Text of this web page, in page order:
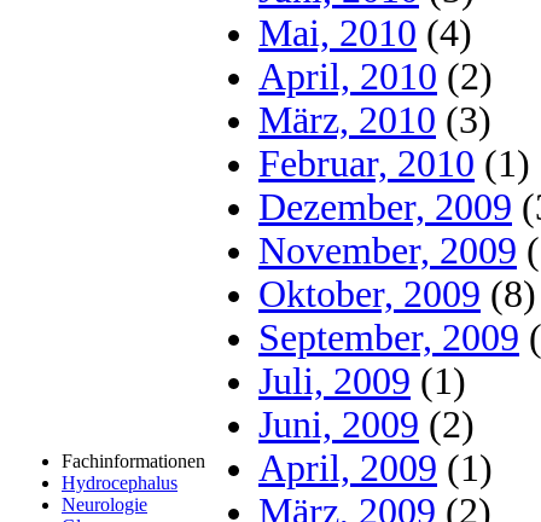
Fachinformationen
Hydrocephalus
Neurologie
Mai, 2010 (4)
April, 2010 (2)
März, 2010 (3)
Februar, 2010 (1)
Dezember, 2009
November, 2009
Oktober, 2009 (8)
September, 2009
Juli, 2009 (1)
Juni, 2009 (2)
April, 2009 (1)
März, 2009 (2)